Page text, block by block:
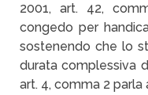
2001, art. 42,
congedo per
sostenendo che lo
durata complessiva
art. 4, comma 2 parla